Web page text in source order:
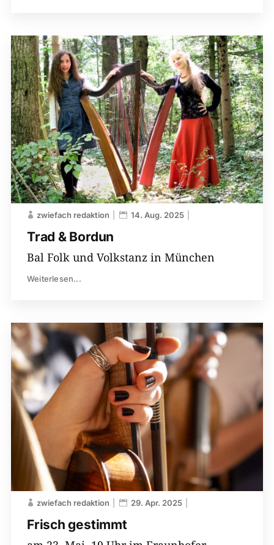
Trad & Bordun
zwiefach redaktion 14. Aug. 2025
Bal Folk und Volkstanz in München
Weiterlesen...
Frisch gestimmt
zwiefach redaktion 29. Apr. 2025